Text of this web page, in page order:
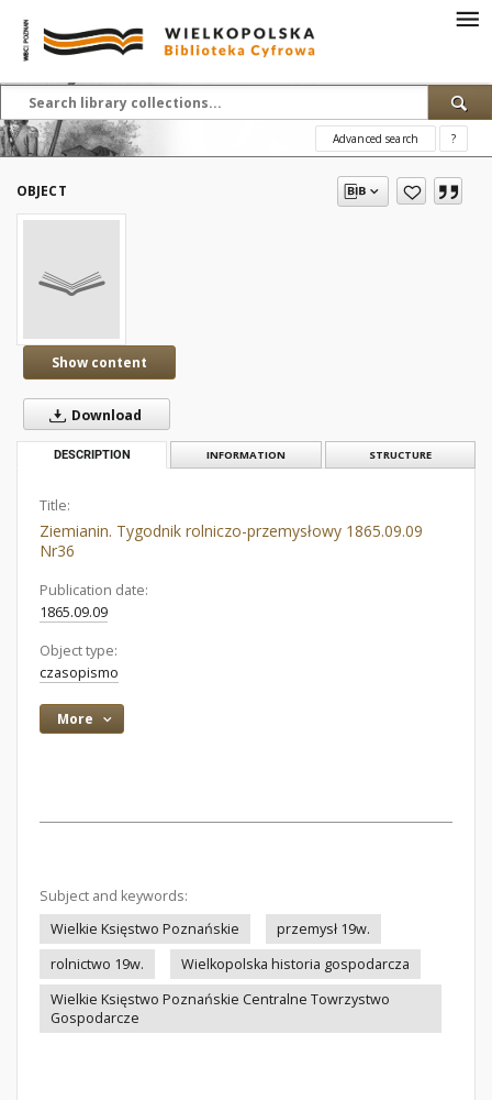
Advanced search ?
OBJECT
Show content
Download
DESCRIPTION INFORMATION STRUCTURE
Title:
Ziemianin. Tygodnik rolniczo-przemysłowy 1865.09.09
Nr36
Publication date:
1865.09.09
Object type:
czasopismo
More
Subject and keywords:
Wielkie Księstwo Poznańskie
przemysł 19w.
rolnictwo 19w.
Wielkopolska historia gospodarcza
Wielkie Księstwo Poznańskie Centralne Towrzystwo
Gospodarcze